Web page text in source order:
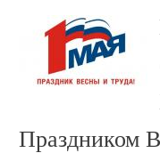
Праздником